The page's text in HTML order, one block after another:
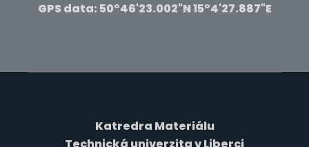
GPS data: 50°46'23.002"N 15°4'27.887"E
Katredra Materiálu